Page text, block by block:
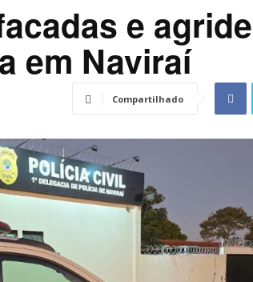
e
em Naviraí
Compartilhado